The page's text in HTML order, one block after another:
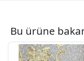
Bu ürüne